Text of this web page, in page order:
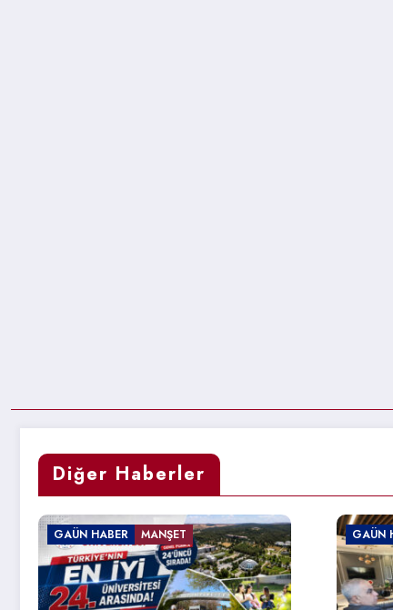
Diğer Haberler
GAÜN HABER